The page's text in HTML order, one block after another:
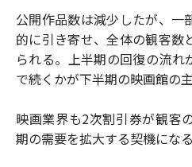
公開作品数は減少したが、一
的に引き寄せ、全体の観客数
られる。上半期の回復の流れ
で続くかが下半期の映画館の
映画業界も2次割引券が観客
期の需要を拡大する契機にな